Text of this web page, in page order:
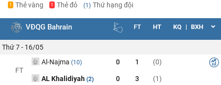
1 Thẻ vàng 1 Thẻ đỏ (1) Thứ hạng đội
VĐQG Bahrain FT HT KQ | BXH
Thứ 7 - 16/05
FT
Al-Najma (10) 0 1 (0)
AL Khalidiyah (2) 0 3 (1)